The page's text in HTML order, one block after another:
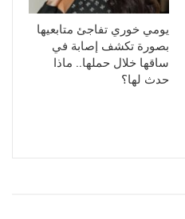
يومي خوري تفاجئ متابعيها
بصورة تكشف إصابة في
ساقها خلال حملها.. ماذا
حدث لها؟